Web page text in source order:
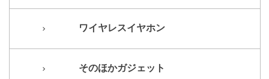
ワイヤレスイヤホン
そのほかガジェット